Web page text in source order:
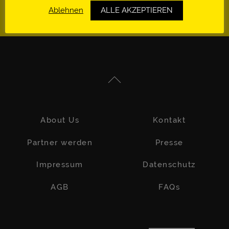
About Us Kontakt
Partner werden Presse
Impressum Datenschutz
AGB FAQs
Ablehnen ALLE AKZEPTIEREN